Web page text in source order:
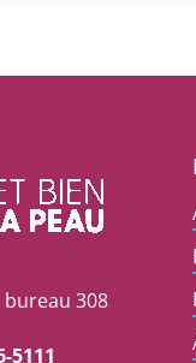
bureau 308
5111